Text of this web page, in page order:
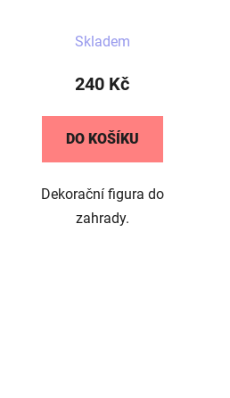
hodnocení
produktu
z
hvězdiček.
Skladem
240 Kč
DO KOŠÍKU
Dekorační figura do
zahrady.